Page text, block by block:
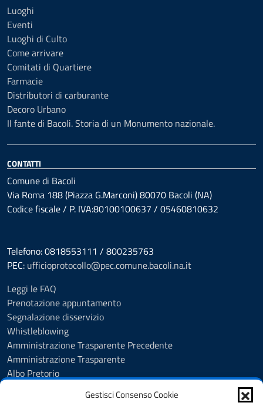
Gestisci Consenso Cookie
Luoghi
Eventi
Luoghi di Culto
Come arrivare
Comitati di Quartiere
Farmacie
Distributori di carburante
Decoro Urbano
Il fante di Bacoli. Storia di un Monumento nazionale.
CONTATTI
Comune di Bacoli
Via Roma 188 (Piazza G.Marconi) 80070 Bacoli (NA)
Codice fiscale / P. IVA:80100100637 / 05460810632
Telefono: 0818553111 / 800235763
PEC: ufficioprotocollo@pec.comune.bacoli.na.it
Leggi le FAQ
Prenotazione appuntamento
Segnalazione disservizio
Whistleblowing
Amministrazione Trasparente Precedente
Amministrazione Trasparente
Albo Pretorio